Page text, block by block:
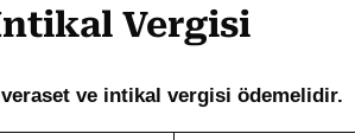
Vergisi
ve intikal vergisi ödemelidir.